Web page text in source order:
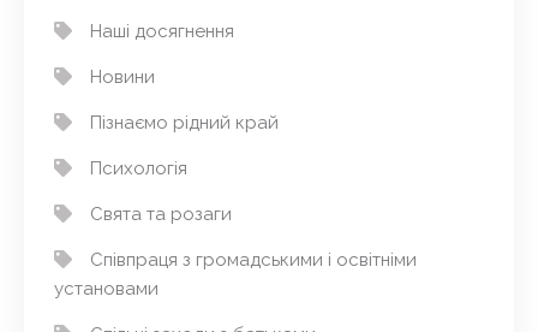
Наші досягнення
Новини
Пізнаємо рідний край
Психологія
Свята та розаги
Співпраця з громадськими і освітніми
установами